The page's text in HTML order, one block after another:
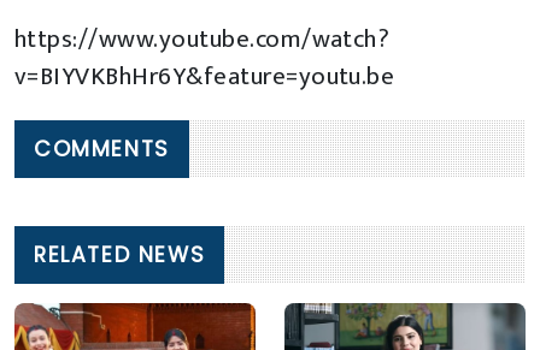
https://www.youtube.com/watch?
v=BIYVKBhHr6Y&feature=youtu.be
COMMENTS
RELATED NEWS